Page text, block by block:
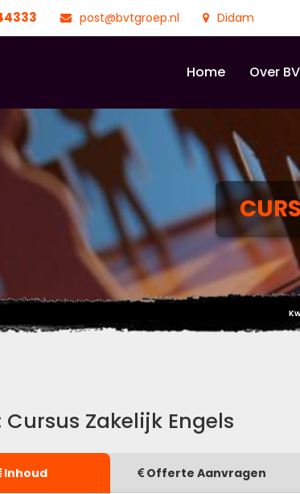
post@bvtgroep.nl Didam
Home Over
Zakelijk Engels
Inhoud Offerte Aanvragen